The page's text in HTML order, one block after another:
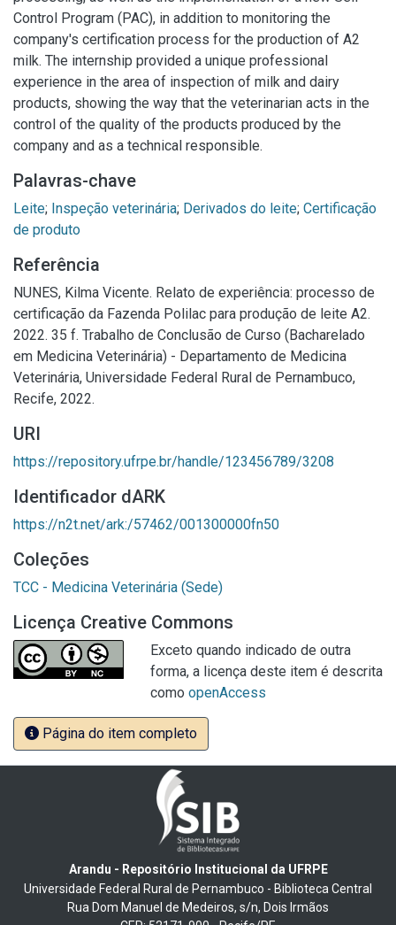
Control Program (PAC), in addition to monitoring the
company's certification process for the production of A2
milk. The internship provided a unique professional
experience in the area of inspection of milk and dairy
products, showing the way that the veterinarian acts in the
control of the quality of the products produced by the
company and as a technical responsible.
Palavras-chave
Leite; Inspeção veterinária; Derivados do leite; Certificação
de produto
Referência
NUNES, Kilma Vicente. Relato de experiência: processo de
certificação da Fazenda Polilac para produção de leite A2.
2022. 35 f. Trabalho de Conclusão de Curso (Bacharelado
em Medicina Veterinária) - Departamento de Medicina
Veterinária, Universidade Federal Rural de Pernambuco,
Recife, 2022.
URI
https://repository.ufrpe.br/handle/123456789/3208
Identificador dARK
https://n2t.net/ark:/57462/001300000fn50
Coleções
TCC - Medicina Veterinária (Sede)
Licença Creative Commons
Exceto quando indicado de outra
forma, a licença deste item é descrita
como openAccess
Página do item completo
Arandu - Repositório Institucional da UFRPE
Universidade Federal Rural de Pernambuco - Biblioteca Central
Rua Dom Manuel de Medeiros, s/n, Dois Irmãos